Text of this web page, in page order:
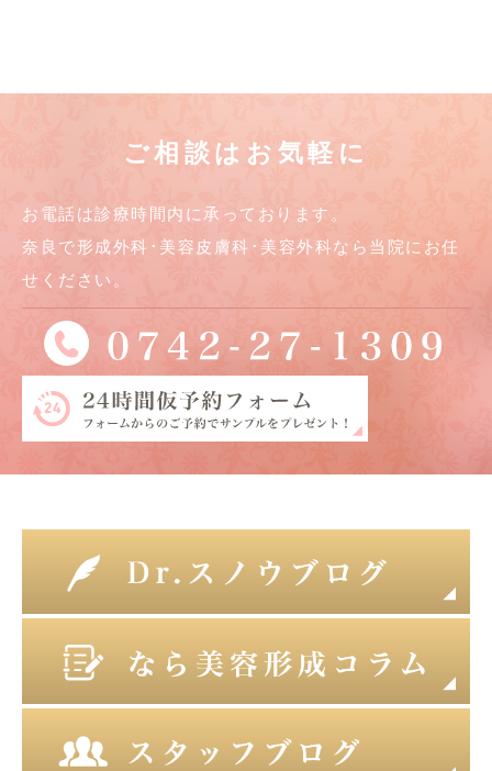
ご相談はお気軽に
お電話は診療時間内に承っております。
奈良で形成外科･美容皮膚科･美容外科なら当院にお任
せください。